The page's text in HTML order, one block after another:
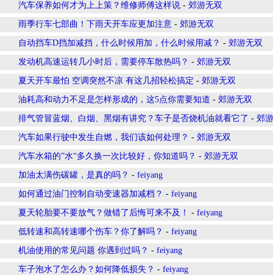
汽车保养如何才为上上策？维修师傅这样说 - 郊游无双
雨季行车七部曲！下雨天开车应更加注意 - 郊游无双
自动挡车D挡加减挡，什么时候用加，什么时候用减？ - 郊游无双
发动机高速运转几小时后，需要停车散热吗？ - 郊游无双
夏天开车最怕 空调突然不凉 有这几招轻松搞定 - 郊游无双
油耗高和动力不足是怎样形成的，这5点你需要知道 - 郊游无双
排气管冒蓝烟、白烟、黑烟有讲究？车子是否烧机油就看它了 - 郊
汽车如果行驶中发生自燃，我们该如何处理？ - 郊游无双
汽车水箱的”水“多久换一次比较好，你知道吗？ - 郊游无双
加油太满伤碳罐，是真的吗？ - feiyang
如何通过油门控制自动变速器加减档？ - feiyang
夏天轮胎要不要放气？做错了后悔可来不及！ - feiyang
低转速和高转速哪个伤车？你了解吗？ - feiyang
机油使用的常见问题 你遇到过吗？ - feiyang
车子泡水了怎么办？如何降低损失？ - feiyang